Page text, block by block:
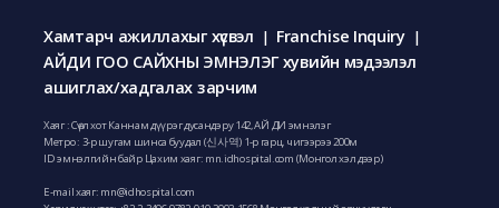
Хамтарч ажиллахыг хүсвэл | Franchise Inquiry |
АЙДИ ГОО САЙХНЫ ЭМНЭЛЭГ хувийн мэдээлэл
ашиглах/хадгалах зарчим
Хаяг : Сөүл хот Каннам дүүрэг дусандэру 142, АЙ ДИ эмнэлэг
Метро : 3-р шугам шинса буудал (신사역) 1-р гарц, чигээрээ 200м
ID эмнэлгийн байр Цахим хаяг: mn.idhospital.com (Монгол хэл дээр)
E-mail хаяг: mn@idhospital.com